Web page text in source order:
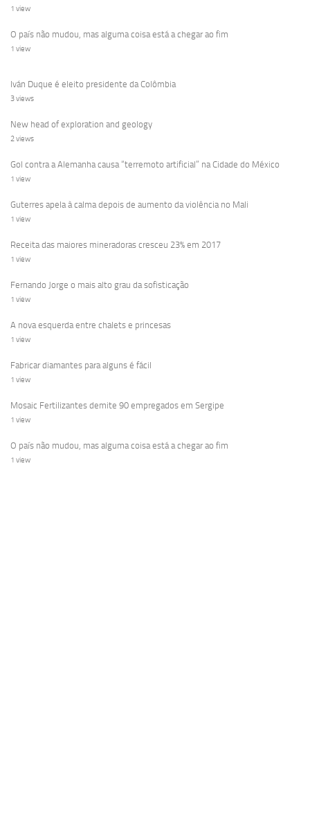
1 view
O país não mudou, mas alguma coisa está a chegar ao fim
1 view
Iván Duque é eleito presidente da Colômbia
3 views
New head of exploration and geology
2 views
Gol contra a Alemanha causa “terremoto artificial” na Cidade do México
1 view
Guterres apela à calma depois de aumento da violência no Mali
1 view
Receita das maiores mineradoras cresceu 23% em 2017
1 view
Fernando Jorge o mais alto grau da sofisticação
1 view
A nova esquerda entre chalets e princesas
1 view
Fabricar diamantes para alguns é fácil
1 view
Mosaic Fertilizantes demite 90 empregados em Sergipe
1 view
O país não mudou, mas alguma coisa está a chegar ao fim
1 view